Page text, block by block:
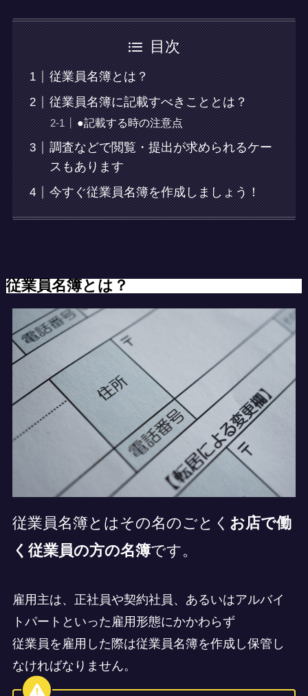
目次
従業員名簿とは？
従業員名簿に記載すべきこととは？
●記載する時の注意点
調査などで閲覧・提出が求められるケー
スもあります
今すぐ従業員名簿を作成しましょう！
従業員名簿とは？
従業員名簿とはその名のごとく お店で働
く従業員の方の名簿です。
雇用主は、正社員や契約社員、あるいはアルバイ
トパートといった雇用形態にかかわらず
従業員を雇用した際は従業員名簿を作成し保管し
なければなりません。